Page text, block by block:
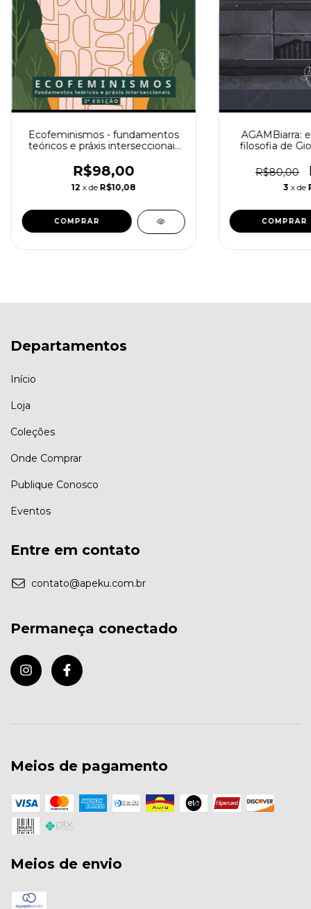
Ecofeminismos - fundamentos
teóricos e práxis interseccionais
e Kuhnen) 2a ed
R$98,00
12 x de R$10,08
AGAMBiarra:
filosofia de
R$80,00
3 x de
Departamentos
Início
Loja
Coleções
Onde Comprar
Publique Conosco
Eventos
Entre em contato
contato@apeku.com.br
Permaneça conectado
Meios de pagamento
Meios de envio